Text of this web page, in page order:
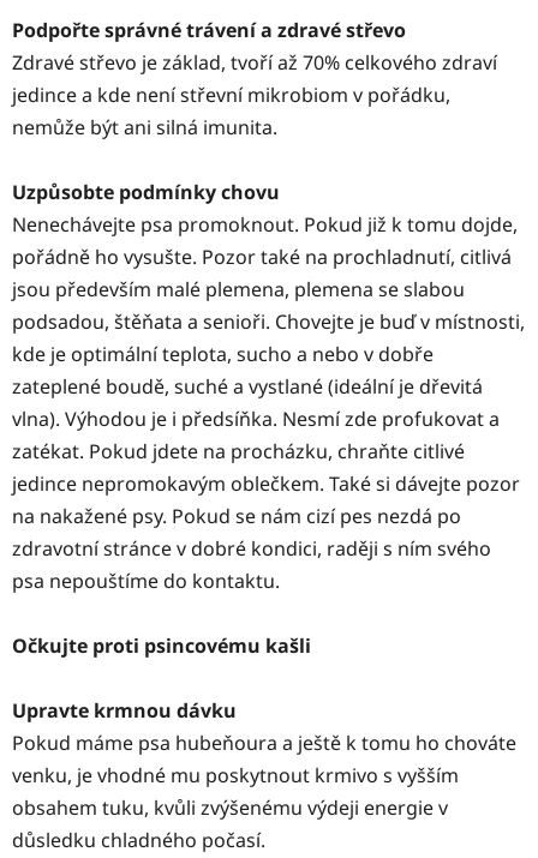
Podpořte správné trávení a zdravé střevo
Zdravé střevo je základ, tvoří až 70% celkového zdraví
jedince a kde není střevní mikrobiom v pořádku,
nemůže být ani silná imunita.
Uzpůsobte podmínky chovu
Nenechávejte psa promoknout. Pokud již k tomu dojde,
pořádně ho vysušte. Pozor také na prochladnutí, citlivá
jsou především malé plemena, plemena se slabou
podsadou, štěňata a senioři. Chovejte je buď v místnosti,
kde je optimální teplota, sucho a nebo v dobře
zateplené boudě, suché a vystlané (ideální je dřevitá
vlna). Výhodou je i předsíňka. Nesmí zde profukovat a
zatékat. Pokud jdete na procházku, chraňte citlivé
jedince nepromokavým oblečkem. Také si dávejte pozor
na nakažené psy. Pokud se nám cizí pes nezdá po
zdravotní stránce v dobré kondici, raději s ním svého
psa nepouštíme do kontaktu.
Očkujte proti psincovému kašli
Upravte krmnou dávku
Pokud máme psa hubeňoura a ještě k tomu ho chováte
venku, je vhodné mu poskytnout krmivo s vyšším
obsahem tuku, kvůli zvýšenému výdeji energie v
důsledku chladného počasí.